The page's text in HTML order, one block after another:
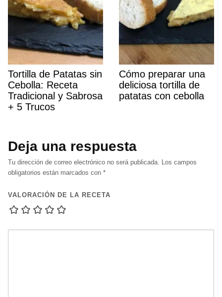
Tortilla de Patatas sin
Cebolla: Receta
Tradicional y Sabrosa
+ 5 Trucos
Cómo preparar una
deliciosa tortilla de
patatas con cebolla
Deja una respuesta
Tu dirección de correo electrónico no será publicada. Los campos
obligatorios están marcados con *
VALORACIÓN DE LA RECETA